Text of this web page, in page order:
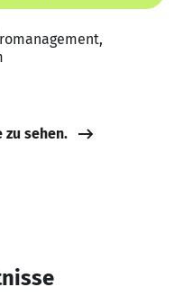
zu sehen.